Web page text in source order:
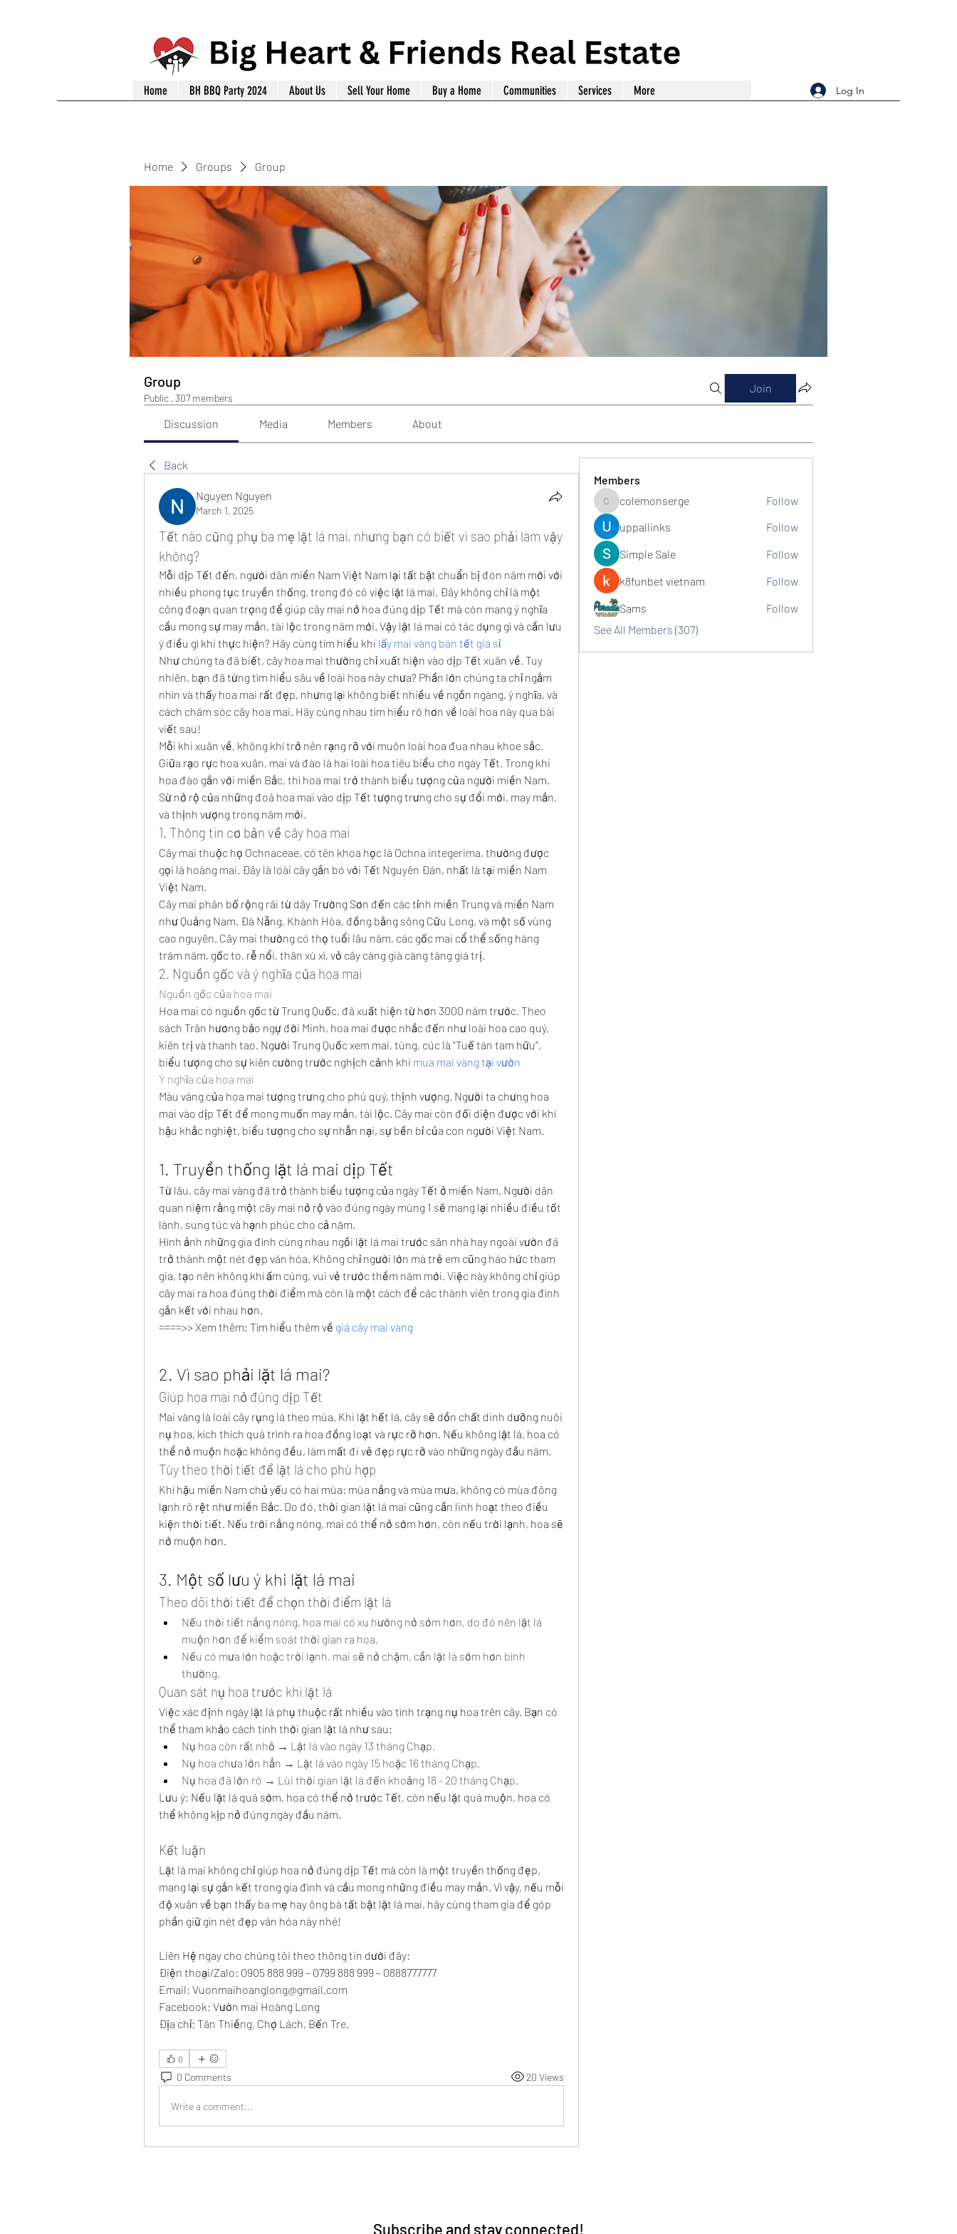
Log In
Home BH BBQ Party 2024 About Us Sell Your Home Buy a Home Communities Services More
Home Groups Group
Group
Public · 307 members
Join
Discussion Media Members About
Back
Nguyen Nguyen
March 1, 2025
Tết nào cũng phụ ba mẹ lặt lá mai, nhưng bạn có biết vì sao phải làm vậy
không?
Mỗi dịp Tết đến, người dân miền Nam Việt Nam lại tất bật chuẩn bị đón năm mới với
nhiều phong tục truyền thống, trong đó có việc lặt lá mai. Đây không chỉ là một
công đoạn quan trọng để giúp cây mai nở hoa đúng dịp Tết mà còn mang ý nghĩa
cầu mong sự may mắn, tài lộc trong năm mới. Vậy lặt lá mai có tác dụng gì và cần lưu
ý điều gì khi thực hiện? Hãy cùng tìm hiểu khi lấy mai vàng bán tết giá sỉ
Như chúng ta đã biết, cây hoa mai thường chỉ xuất hiện vào dịp Tết xuân về. Tuy
nhiên, bạn đã từng tìm hiểu sâu về loài hoa này chưa? Phần lớn chúng ta chỉ ngắm
nhìn và thấy hoa mai rất đẹp, nhưng lại không biết nhiều về ngồn ngàng, ý nghĩa, và
cách chăm sóc cây hoa mai. Hãy cùng nhau tìm hiểu rõ hơn về loài hoa này qua bài
viết sau!
Mỗi khi xuân về, không khí trở nên rạng rỡ với muôn loài hoa đua nhau khoe sắc.
Giữa rạo rực hoa xuân, mai và đào là hai loài hoa tiêu biểu cho ngày Tết. Trong khi
hoa đào gắn với miền Bắc, thì hoa mai trở thành biểu tượng của người miền Nam.
Sừ nở rộ của những đoá hoa mai vào dịp Tết tượng trưng cho sự đổi mới, may mắn,
và thịnh vượng trong năm mới.
1. Thông tin cơ bản về cây hoa mai
Cây mai thuộc họ Ochnaceae, có tên khoa học là Ochna integerima, thường được
gọi là hoàng mai. Đây là loài cây gắn bó với Tết Nguyên Đán, nhất là tại miền Nam
Việt Nam.
Cây mai phân bố rộng rãi từ dãy Trường Sơn đến các tỉnh miền Trung và miền Nam
như Quảng Nam, Đà Nẵng, Khánh Hòa, đồng bằng sông Cữu Long, và một số vùng
cao nguyên. Cây mai thường có thọ tuổi lâu năm, các gốc mai cổ thể sống hàng
trăm năm, gốc to, rễ nổi, thân xù xì, vỏ cây càng già càng tăng giá trị.
2. Nguồn gốc và ý nghĩa của hoa mai
Nguồn gốc của hoa mai
Hoa mai có nguồn gốc từ Trung Quốc, đã xuất hiện từ hơn 3000 năm trước. Theo
sách Trân hương bảo ngự đời Minh, hoa mai được nhắc đến như loài hoa cao quý,
kiên trị và thanh tao. Người Trung Quốc xem mai, tùng, cúc là "Tuế tàn tam hữu",
biểu tượng cho sự kiên cường trước nghịch cảnh khi mua mai vàng tại vườn
Ý nghĩa của hoa mai
Màu vàng của hoa mai tượng trưng cho phú quý, thịnh vượng. Người ta chưng hoa
mai vào dịp Tết để mong muốn may mắn, tài lộc. Cây mai còn đối diện được với khí
hậu khắc nghiệt, biểu tượng cho sự nhẫn nại, sự bền bỉ của con người Việt Nam.
1. Truyền thống lặt lá mai dịp Tết
Từ lâu, cây mai vàng đã trở thành biểu tượng của ngày Tết ở miền Nam. Người dân
quan niệm rằng một cây mai nở rộ vào đúng ngày mùng 1 sẽ mang lại nhiều điều tốt
lành, sung túc và hạnh phúc cho cả năm.
Hình ảnh những gia đình cùng nhau ngồi lặt lá mai trước sân nhà hay ngoài vườn đã
trở thành một nét đẹp văn hóa. Không chỉ người lớn mà trẻ em cũng háo hức tham
gia, tạo nên không khí ấm cúng, vui vẻ trước thềm năm mới. Việc này không chỉ giúp
cây mai ra hoa đúng thời điểm mà còn là một cách để các thành viên trong gia đình
gắn kết với nhau hơn.
====>> Xem thêm: Tìm hiểu thêm về giá cây mai vàng
2. Vì sao phải lặt lá mai?
Giúp hoa mai nở đúng dịp Tết
Mai vàng là loài cây rụng lá theo mùa. Khi lặt hết lá, cây sẽ dồn chất dinh dưỡng nuôi
nụ hoa, kích thích quá trình ra hoa đồng loạt và rực rỡ hơn. Nếu không lặt lá, hoa có
thể nở muộn hoặc không đều, làm mất đi vẻ đẹp rực rỡ vào những ngày đầu năm.
Tùy theo thời tiết để lặt lá cho phù hợp
Khí hậu miền Nam chủ yếu có hai mùa: mùa nắng và mùa mưa, không có mùa đông
lạnh rõ rệt như miền Bắc. Do đó, thời gian lặt lá mai cũng cần linh hoạt theo điều
kiện thời tiết. Nếu trời nắng nóng, mai có thể nở sớm hơn, còn nếu trời lạnh, hoa sẽ
nở muộn hơn.
3. Một số lưu ý khi lặt lá mai
Theo dõi thời tiết để chọn thời điểm lặt lá
Nếu thời tiết nắng nóng, hoa mai có xu hướng nở sớm hơn, do đó nên lặt lá
muộn hơn để kiểm soát thời gian ra hoa.
Nếu có mưa lớn hoặc trời lạnh, mai sẽ nở chậm, cần lặt lá sớm hơn bình
thường.
Quan sát nụ hoa trước khi lặt lá
Việc xác định ngày lặt lá phụ thuộc rất nhiều vào tình trạng nụ hoa trên cây. Bạn có
thể tham khảo cách tính thời gian lặt lá như sau:
Nụ hoa còn rất nhỏ → Lặt lá vào ngày 13 tháng Chạp.
Nụ hoa chưa lớn hẳn → Lặt lá vào ngày 15 hoặc 16 tháng Chạp.
Nụ hoa đã lớn rõ → Lùi thời gian lặt lá đến khoảng 18 - 20 tháng Chạp.
Lưu ý: Nếu lặt lá quá sớm, hoa có thể nở trước Tết, còn nếu lặt quá muộn, hoa có
thể không kịp nở đúng ngày đầu năm.
Kết luận
Lặt lá mai không chỉ giúp hoa nở đúng dịp Tết mà còn là một truyền thống đẹp,
mang lại sự gắn kết trong gia đình và cầu mong những điều may mắn. Vì vậy, nếu mỗi
độ xuân về bạn thấy ba mẹ hay ông bà tất bật lặt lá mai, hãy cùng tham gia để góp
phần giữ gìn nét đẹp văn hóa này nhé!
Liên Hệ ngay cho chúng tôi theo thông tin dưới đây:
Điện thoại/Zalo: 0905 888 999 – 0799 888 999 – 0888777777
Email: Vuonmaihoanglong@gmail.com
Facebook: Vườn mai Hoàng Long
Địa chỉ: Tân Thiềng, Chợ Lách, Bến Tre.
0
0 Comments 20 Views
Write a comment...
Members
colemonserge
colemonserge
Follow
uppallinks
Follow
Simple Sale
Follow
k8funbet vietnam
Follow
Sams
Follow
See All Members (307)
Subscribe and stay connected!